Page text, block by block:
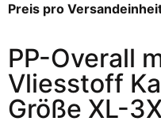
Preis pro
PP-Overall
Vliesstoff
Größe XL-